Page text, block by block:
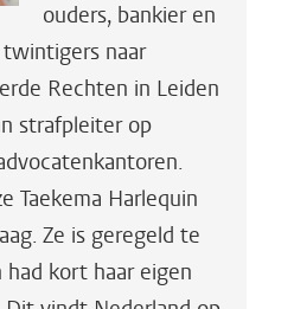
ouders, bankier en
naar
Rechten in Leiden
strafpleiter op
Taekema Harlequin
Ze is geregeld te
kort haar eigen